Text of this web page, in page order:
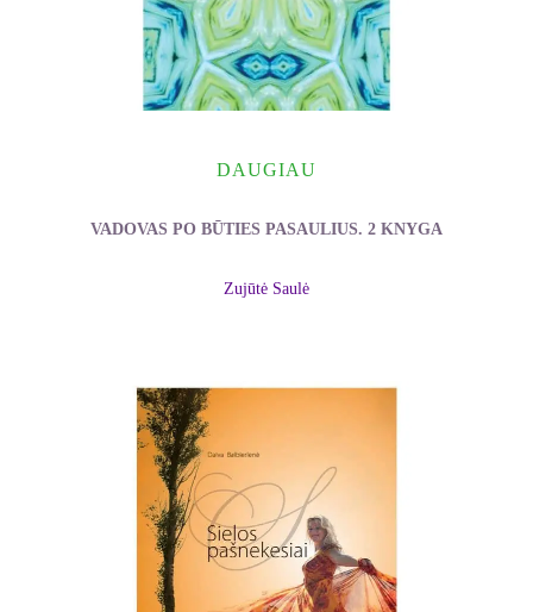
DAUGIAU
VADOVAS PO BŪTIES PASAULIUS. 2 KNYGA
Zujūtė Saulė